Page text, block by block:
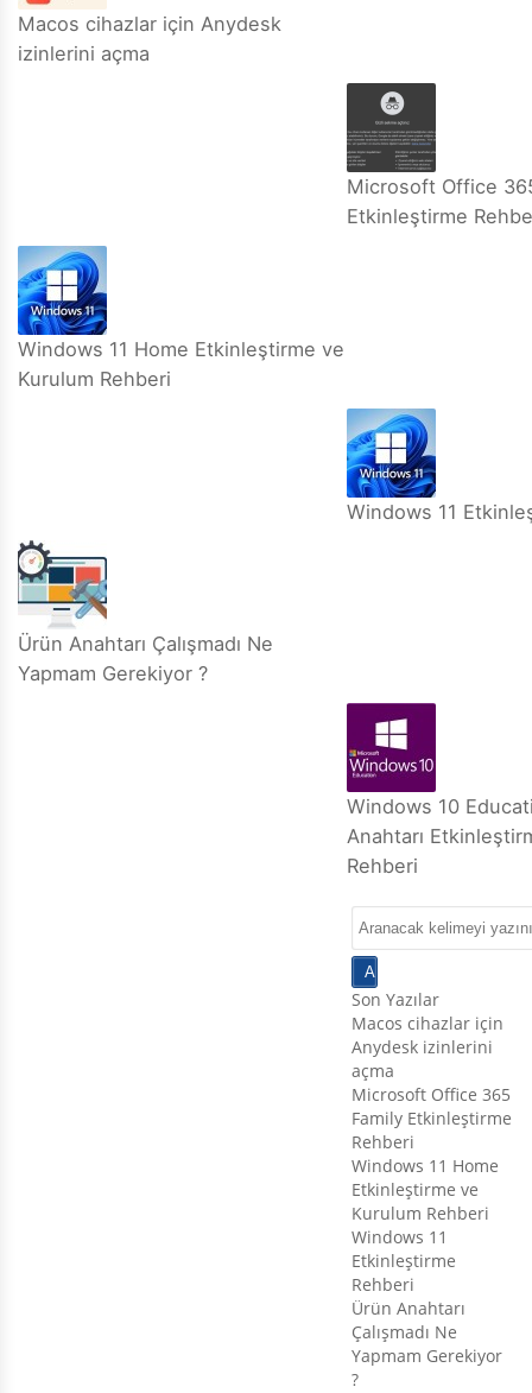
Macos cihazlar için Anydesk
izinlerini açma
Microsoft Office
Etkinleştirme
Windows 11 Home Etkinleştirme ve
Kurulum Rehberi
Windows 11
Ürün Anahtarı Çalışmadı Ne
Yapmam Gerekiyor ?
Windows 10
Anahtarı
Rehberi
Son Yazılar
Macos cihazlar için
Anydesk izinlerini
açma
Microsoft Office 365
Family Etkinleştirme
Rehberi
Windows 11 Home
Etkinleştirme ve
Kurulum Rehberi
Windows 11
Etkinleştirme
Rehberi
Ürün Anahtarı
Çalışmadı Ne
Yapmam Gerekiyor
?